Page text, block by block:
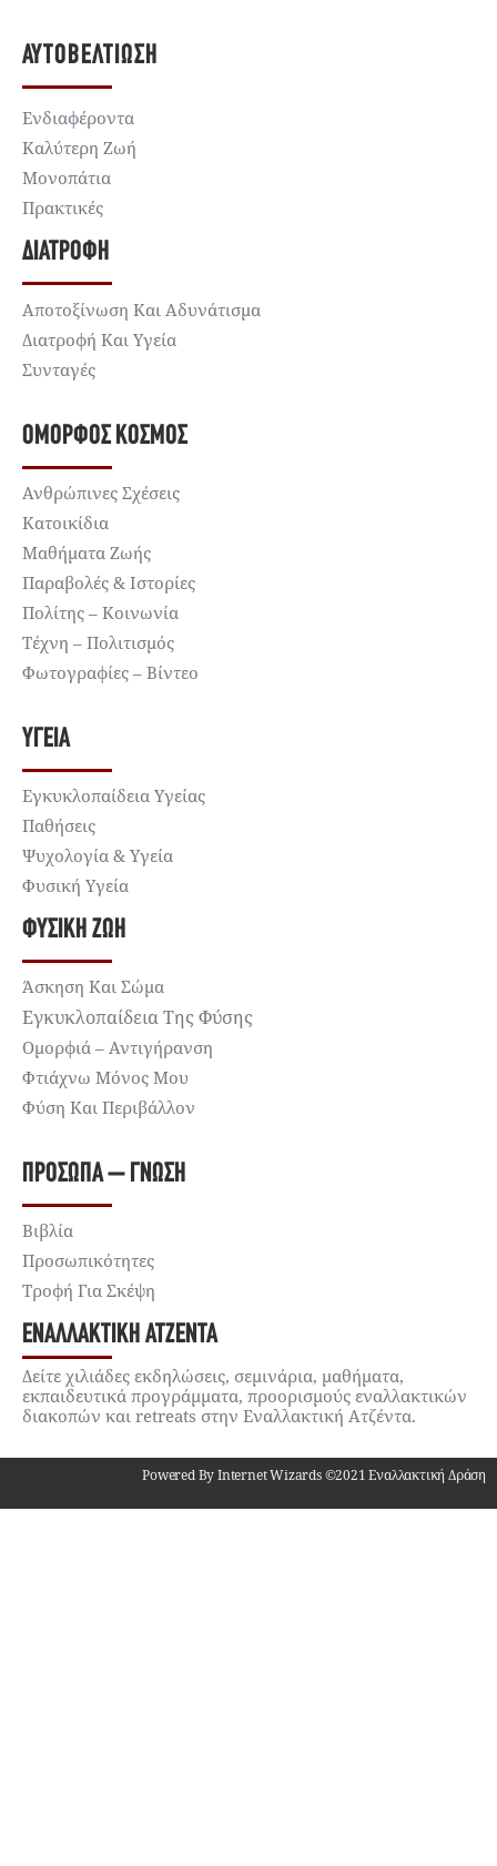
ΑΥΤΟΒΕΛΤΊΩΣΗ
Ενδιαφέροντα
Καλύτερη Ζωή
Μονοπάτια
Πρακτικές
ΔΙΑΤΡΟΦΉ
Αποτοξίνωση Και Αδυνάτισμα
Διατροφή Και Υγεία
Συνταγές
ΌΜΟΡΦΟΣ ΚΌΣΜΟΣ
Ανθρώπινες Σχέσεις
Κατοικίδια
Μαθήματα Ζωής
Παραβολές & Ιστορίες
Πολίτης – Κοινωνία
Τέχνη – Πολιτισμός
Φωτογραφίες – Βίντεο
ΥΓΕΊΑ
Εγκυκλοπαίδεια Υγείας
Παθήσεις
Ψυχολογία & Υγεία
Φυσική Υγεία
ΦΥΣΙΚΉ ΖΩΉ
Άσκηση Και Σώμα
Εγκυκλοπαίδεια Της Φύσης
Ομορφιά – Αντιγήρανση
Φτιάχνω Μόνος Μου
Φύση Και Περιβάλλον
ΠΡΌΣΩΠΑ – ΓΝΏΣΗ
Βιβλία
Προσωπικότητες
Τροφή Για Σκέψη
ΕΝΑΛΛΑΚΤΙΚΉ ΑΤΖΈΝΤΑ
Δείτε χιλιάδες εκδηλώσεις, σεμινάρια, μαθήματα,
εκπαιδευτικά προγράμματα, προορισμούς εναλλακτικών
διακοπών και retreats στην Εναλλακτική Ατζέντα.
Powered By Internet Wizards ©2021 Εναλλακτική Δράση